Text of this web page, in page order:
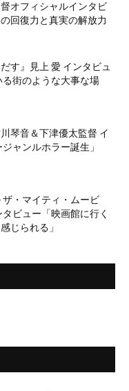
オフィシャルインタビ
回復力と真実の解放力
す』見上 愛 インタビュ
街のような大事な場
琴音＆下津優太監督 イ
ャンルホラー誕生」
ザ・マイティ・ムービ
ビュー「映画館に行く
じられる」